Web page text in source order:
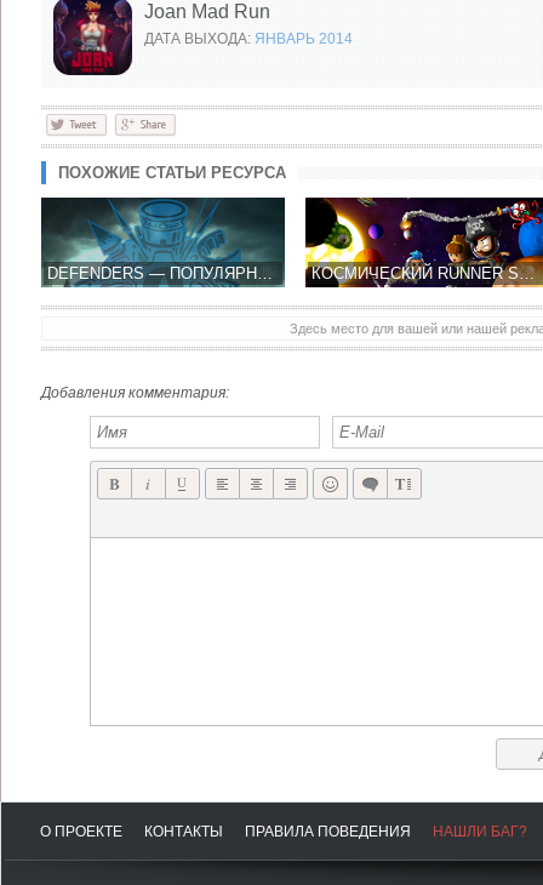
Joan Mad Run
ДАТА ВЫХОДА: ЯНВАРЬ 2014
ПОХОЖИЕ СТАТЬИ РЕСУРСА
DEFENDERS ― ПОПУЛЯРНАЯ НА PC ИГРА ЖАНРА TOWER DEFENSE ТЕПЕРЬ И НА IOS КОСМИЧЕСКИЙ RUNNER SPACE CHICKS ОТ CRESCENT MOON GAME УЖЕ В ЧЕТВЕРГ
Здесь место для вашей или нашей
Добавления комментария:
О ПРОЕКТЕ КОНТАКТЫ ПРАВИЛА ПОВЕДЕНИЯ НАШЛИ БАГ?